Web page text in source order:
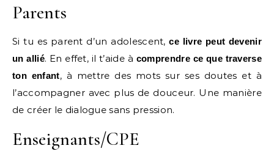
Parents
Si tu es parent d’un adolescent,ce livre peut devenir
un allié. En effet, il t’aide à comprendre ce que traverse
ton enfant, à mettre des mots sur ses doutes et à
l’accompagner avec plus de douceur. Une manière
de créer le dialogue sans pression.
Enseignants/CPE